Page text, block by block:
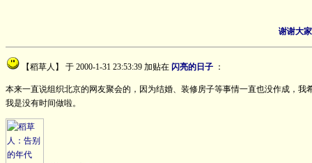
谢谢大
【稻草人】 于 2000-1-31 23:53:39 加贴在 闪亮的日子 ：
本来一直说组织北京的网友聚会的，因为结婚、装修房子等事情一直也没作成，
我是没有时间做啦。